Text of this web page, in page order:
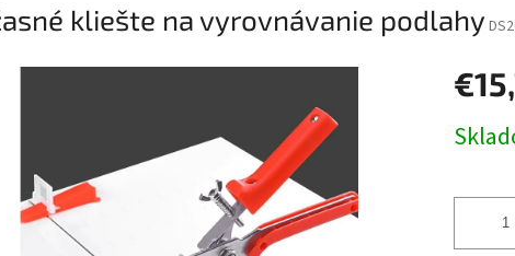
kliešte na vyrovnávanie podlahy
cena: